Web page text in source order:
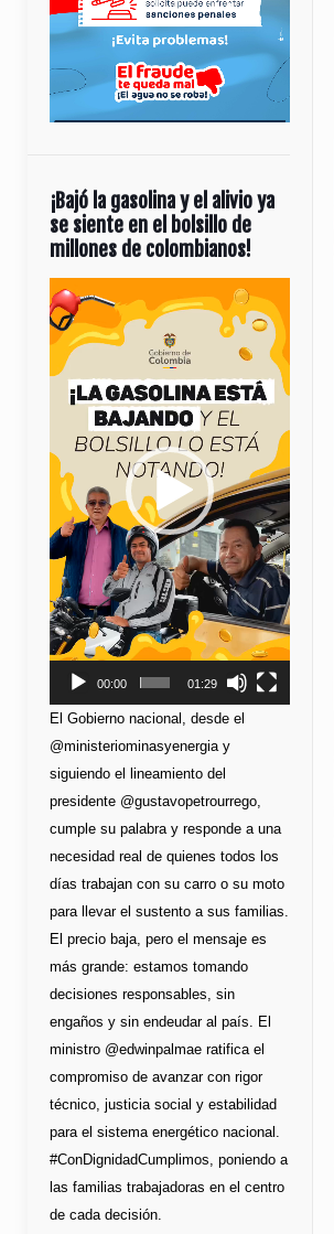
¡Bajó la gasolina y el alivio ya
se siente en el bolsillo de
millones de colombianos!
Reproductor
de
vídeo
00:00 01:29
El Gobierno nacional, desde el
@ministeriominasyenergia y
siguiendo el lineamiento del
presidente @gustavopetrourrego,
cumple su palabra y responde a una
necesidad real de quienes todos los
días trabajan con su carro o su moto
para llevar el sustento a sus familias.
El precio baja, pero el mensaje es
más grande: estamos tomando
decisiones responsables, sin
engaños y sin endeudar al país. El
ministro @edwinpalmae ratifica el
compromiso de avanzar con rigor
técnico, justicia social y estabilidad
para el sistema energético nacional.
#ConDignidadCumplimos, poniendo a
las familias trabajadoras en el centro
de cada decisión.